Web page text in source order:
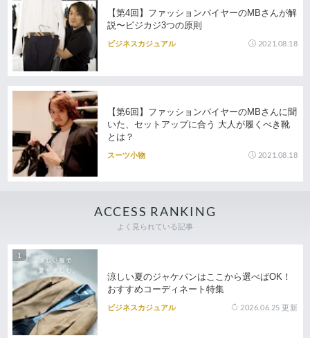
【第4回】ファッションバイヤーのMBさんが解
説〜ビジカジ3つの原則
ビジネスカジュアル 2021.08.18
【第6回】ファッションバイヤーのMBさんに聞
いた、セットアップに合う 大人が履くべき靴
とは？
スーツ小物 2021.08.18
ACCESS RANKING
よく見られている記事
涼しい夏のジャケパンはここから選べばOK！
おすすめコーディネート特集
ビジネスカジュアル 2026.06.25 更新